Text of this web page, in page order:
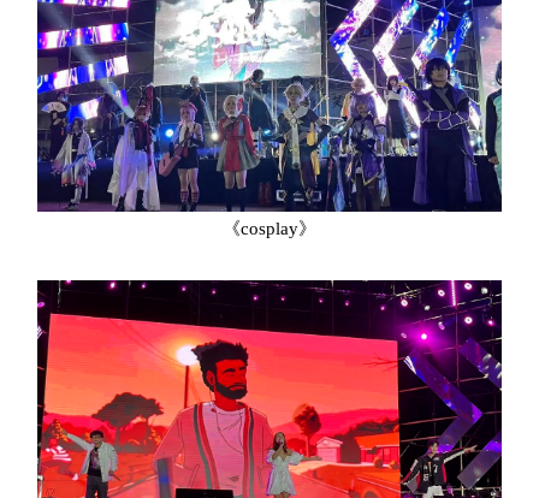
《cosplay》